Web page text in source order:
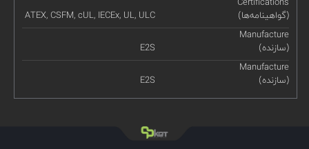
(گواهینامه‌ها)
ATEX, CSFM, cUL, IECEx, UL, ULC
Manufacture
(سازنده)
E2S
Manufacture
(سازنده)
E2S